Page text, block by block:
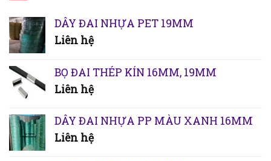
DÂY ĐAI NHỰA PET 19MM
Liên hệ
BỌ ĐAI THÉP KÍN 16MM, 19MM
Liên hệ
DÂY ĐAI NHỰA PP MÀU XANH 16MM
Liên hệ